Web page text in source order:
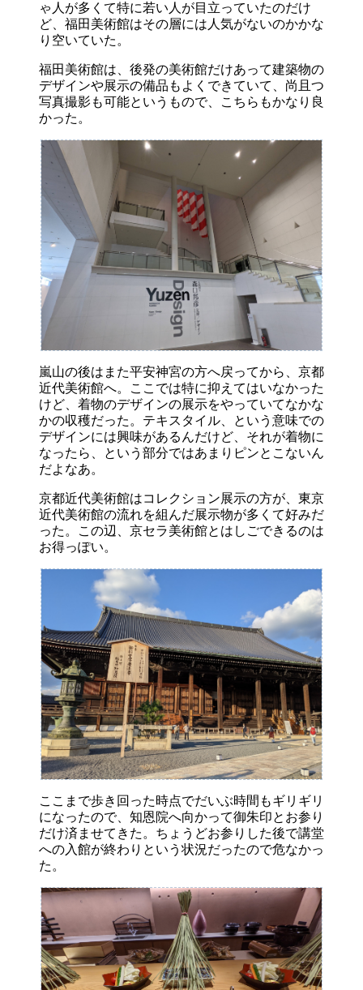
ゃ人が多くて特に若い人が目立っていたのだけ
ど、福田美術館はその層には人気がないのかかな
り空いていた。
福田美術館は、後発の美術館だけあって建築物の
デザインや展示の備品もよくできていて、尚且つ
写真撮影も可能というもので、こちらもかなり良
かった。
嵐山の後はまた平安神宮の方へ戻ってから、京都
近代美術館へ。ここでは特に抑えてはいなかった
けど、着物のデザインの展示をやっていてなかな
かの収穫だった。テキスタイル、という意味での
デザインには興味があるんだけど、それが着物に
なったら、という部分ではあまりピンとこないん
だよなあ。
京都近代美術館はコレクション展示の方が、東京
近代美術館の流れを組んだ展示物が多くて好みだ
った。この辺、京セラ美術館とはしごできるのは
お得っぽい。
ここまで歩き回った時点でだいぶ時間もギリギリ
になったので、知恩院へ向かって御朱印とお参り
だけ済ませてきた。ちょうどお参りした後で講堂
への入館が終わりという状況だったので危なかっ
た。